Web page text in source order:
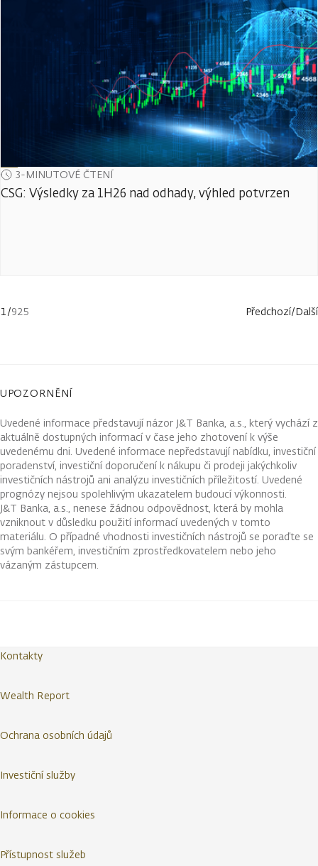
3-MINUTOVÉ ČTENÍ
CSG: Výsledky za 1H26 nad odhady, výhled potvrzen
1/925 Předchozí/Další
UPOZORNĚNÍ
Uvedené informace představují názor J&T Banka, a.s., který vychází z
aktuálně dostupných informací v čase jeho zhotovení k výše
uvedenému dni. Uvedené informace nepředstavují nabídku, investiční
poradenství, investiční doporučení k nákupu či prodeji jakýchkoliv
investičních nástrojů ani analýzu investičních příležitostí. Uvedené
prognózy nejsou spolehlivým ukazatelem budoucí výkonnosti.
J&T Banka, a.s., nenese žádnou odpovědnost, která by mohla
vzniknout v důsledku použití informací uvedených v tomto
materiálu. O případné vhodnosti investičních nástrojů se poraďte se
svým bankéřem, investičním zprostředkovatelem nebo jeho
vázaným zástupcem.
Kontakty
Wealth Report
Ochrana osobních údajů
Investiční služby
Informace o cookies
Přístupnost služeb